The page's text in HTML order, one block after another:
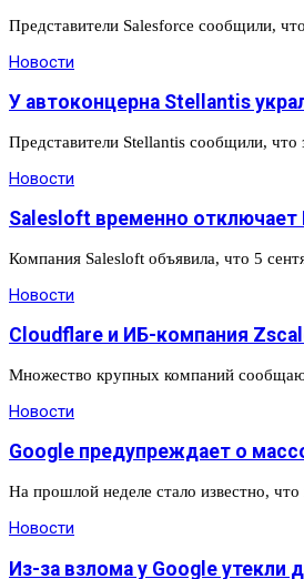
Представители Salesforce сообщили,
Новости
У автоконцерна Stellantis
Представители Stellantis сообщили,
Новости
Salesloft временно
Компания Salesloft объявила, что 5
Новости
Cloudflare и ИБ-компания
Множество крупных компаний
Новости
Google предупреждает о
На прошлой неделе стало известно,
Новости
Из-за взлома у Google утекли